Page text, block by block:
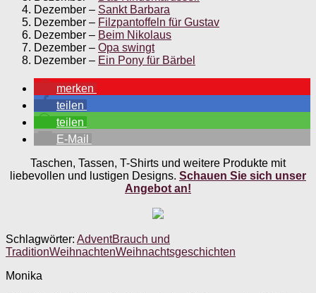
Dezember – Sankt Barbara
Dezember – Filzpantoffeln für Gustav
Dezember – Beim Nikolaus
Dezember – Opa swingt
Dezember – Ein Pony für Bärbel
merken
teilen
teilen
E-Mail
Taschen, Tassen, T-Shirts und weitere Produkte mit
liebevollen und lustigen Designs. Schauen Sie sich unser
Angebot an!
Schlagwörter: AdventBrauch und
TraditionWeihnachtenWeihnachtsgeschichten
Monika